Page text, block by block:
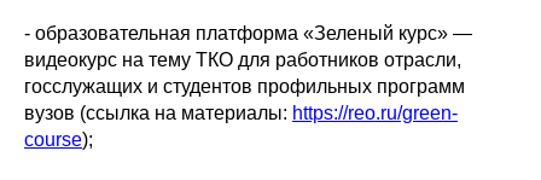
- образовательная платформа «Зеленый курс» —
видеокурс на тему ТКО для работников отрасли,
госслужащих и студентов профильных программ
вузов (ссылка на материалы: https://reo.ru/green-
course);